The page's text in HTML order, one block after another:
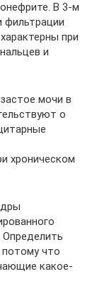
В 3-м
фильтрации
при
и
мочи в
о
хроническом
что
какое-